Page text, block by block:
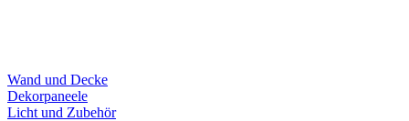
Wand und Decke
Dekorpaneele
Licht und Zubehör